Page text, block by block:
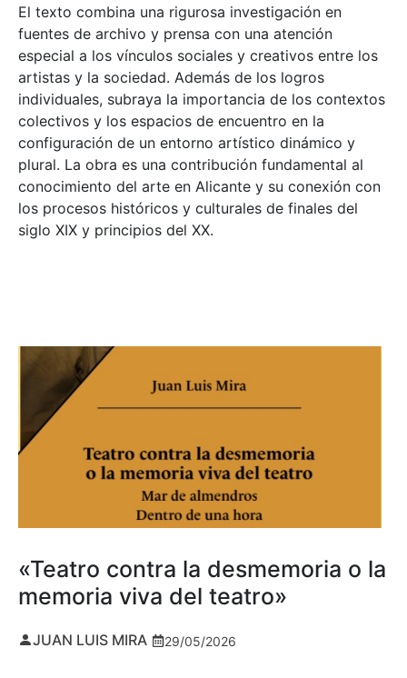
El texto combina una rigurosa investigación en
fuentes de archivo y prensa con una atención
especial a los vínculos sociales y creativos entre los
artistas y la sociedad. Además de los logros
individuales, subraya la importancia de los contextos
colectivos y los espacios de encuentro en la
configuración de un entorno artístico dinámico y
plural. La obra es una contribución fundamental al
conocimiento del arte en Alicante y su conexión con
los procesos históricos y culturales de finales del
siglo XIX y principios del XX.
«Teatro contra la desmemoria o la
memoria viva del teatro»
JUAN LUIS MIRA 29/05/2026